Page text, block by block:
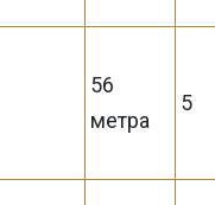
56
метра
5